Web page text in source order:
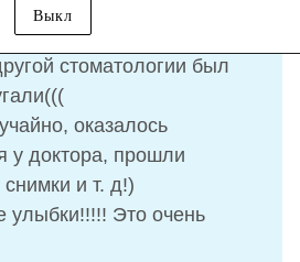
Выкл
зашли посмотреть!!
стоматологии был
оказалось
у доктора, прошли
и т. д!)
улыбки!!!!! Это очень